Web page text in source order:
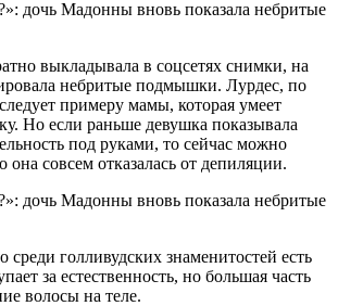
выкладывала в соцсетях снимки, на
небритые подмышки. Лурдес, по
примеру мамы, которая умеет
Но если раньше девушка показывала
под руками, то сейчас можно
она совсем отказалась от депиляции.
среди голливудских знаменитостей есть
за естественность, но большая часть
волосы на теле.